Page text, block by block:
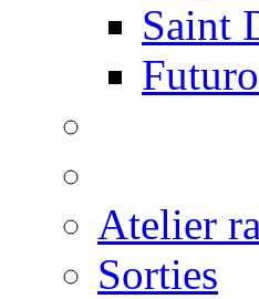
Saint
Atelier
Sorties